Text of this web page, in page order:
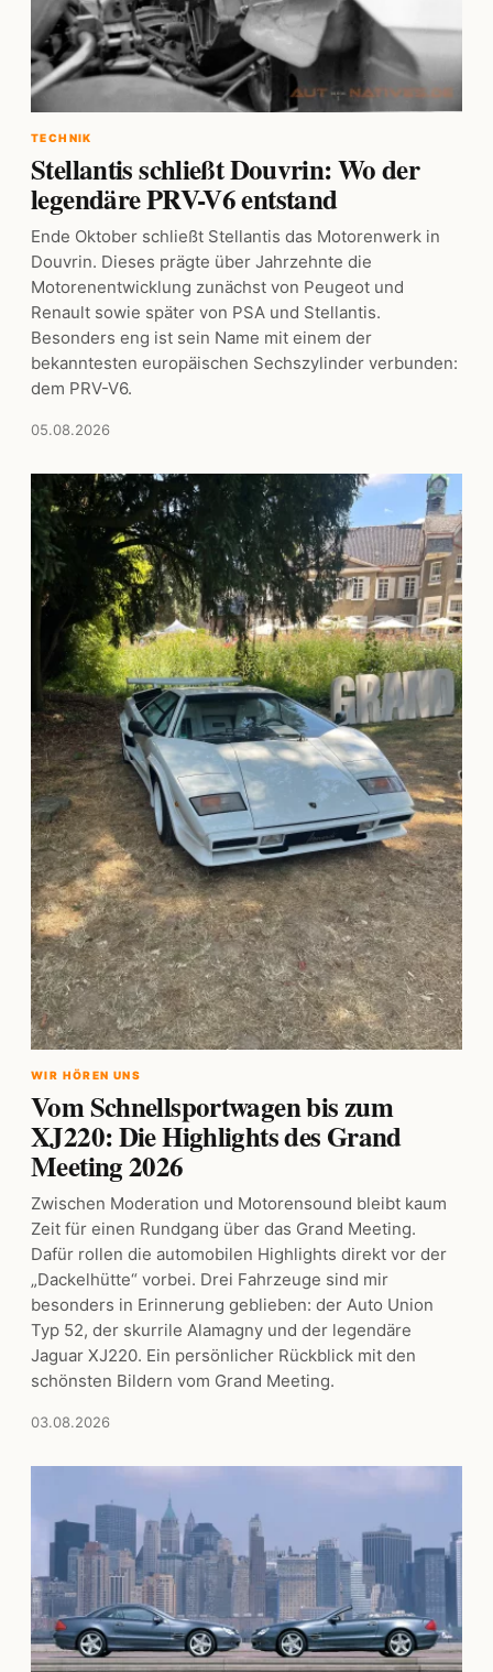
TECHNIK
Stellantis schließt Douvrin: Wo der
legendäre PRV-V6 entstand
Ende Oktober schließt Stellantis das Motorenwerk in
Douvrin. Dieses prägte über Jahrzehnte die
Motorenentwicklung zunächst von Peugeot und
Renault sowie später von PSA und Stellantis.
Besonders eng ist sein Name mit einem der
bekanntesten europäischen Sechszylinder verbunden:
dem PRV-V6.
05.08.2026
WIR HÖREN UNS
Vom Schnellsportwagen bis zum
XJ220: Die Highlights des Grand
Meeting 2026
Zwischen Moderation und Motorensound bleibt kaum
Zeit für einen Rundgang über das Grand Meeting.
Dafür rollen die automobilen Highlights direkt vor der
„Dackelhütte“ vorbei. Drei Fahrzeuge sind mir
besonders in Erinnerung geblieben: der Auto Union
Typ 52, der skurrile Alamagny und der legendäre
Jaguar XJ220. Ein persönlicher Rückblick mit den
schönsten Bildern vom Grand Meeting.
03.08.2026